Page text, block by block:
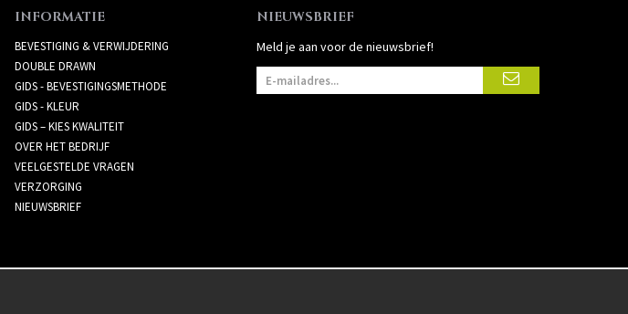
INFORMATIE
BEVESTIGING & VERWIJDERING
DOUBLE DRAWN
GIDS - BEVESTIGINGSMETHODE
GIDS - KLEUR
GIDS – KIES KWALITEIT
OVER HET BEDRIJF
VEELGESTELDE VRAGEN
VERZORGING
NIEUWSBRIEF
NIEUWSBRIEF
Meld je aan voor de nieuwsbrief!